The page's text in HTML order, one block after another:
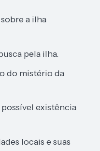
a ilha
pela ilha.
do mistério da
existência
locais e suas